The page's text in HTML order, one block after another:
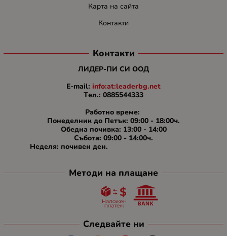
Карта на сайта
Контакти
Контакти
ЛИДЕР-ПИ СИ ООД
E-mail: info:at:leaderbg.net
Tел.: 0885544333
Работно време:
Понеделник до Петък: 09:00 - 18:00ч.
Обедна почивка: 13:00 - 14:00
Събота: 09:00 - 14:00ч.
Неделя: почивен ден.
Методи на плащане
Следвайте ни